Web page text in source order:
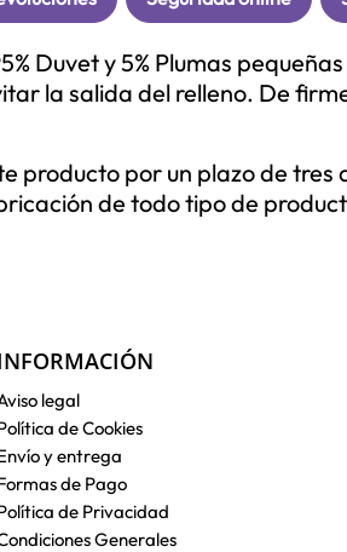
Duvet y 5% Plumas
la salida del relleno. De
producto por un plazo de
de todo tipo de
legal
de Cookies
y entrega
de Pago
de Privacidad
Generales